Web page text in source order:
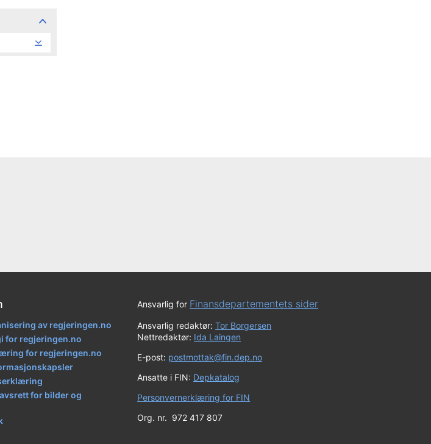
av regjeringen.no
for regjeringen.no
for regjeringen.no
for bilder og
Ansvarlig for Finansdepartementets sider
Ansvarlig redaktør:Tor Borgersen
Nettredaktør: Ida Laingen
E-post: postmottak@fin.dep.no
Ansatte i FIN: Depkatalog
Personvernerklæring for FIN
Org. nr. 972 417 807